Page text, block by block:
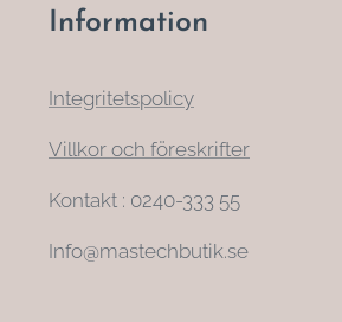
Information
Integritetspolicy
Villkor och föreskrifter
Kontakt : 0240-333 55
Info@mastechbutik.se